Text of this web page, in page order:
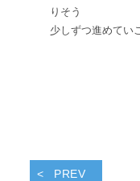
りそう
少しずつ進めてい
PREV